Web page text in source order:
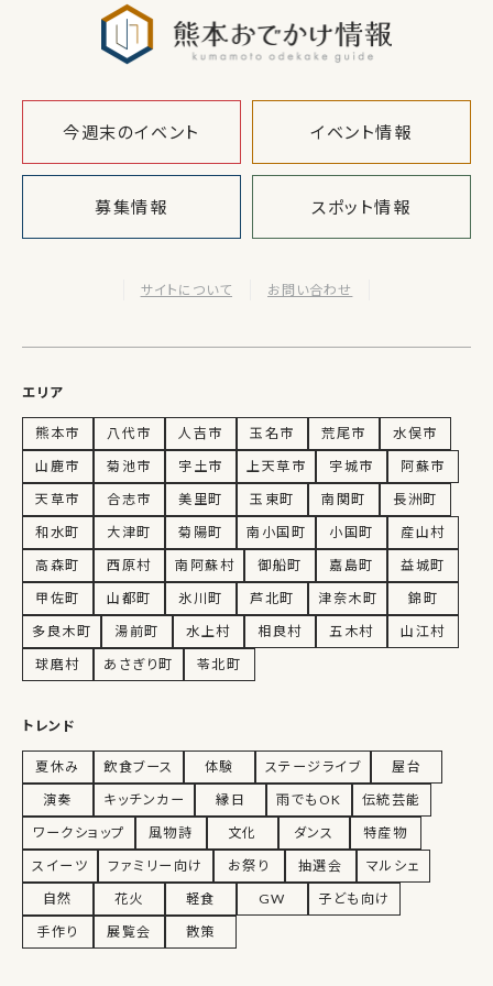
今週末のイベント イベント情報
募集情報 スポット情報
サイトについて お問い合わせ
エリア
熊本市 八代市 人吉市 玉名市 荒尾市
水俣市
山鹿市
菊池市 宇土市 上天草市 宇城市
阿蘇市
天草市
合志市 美里町 玉東町 南関町
長洲町
和水町
大津町 菊陽町 南小国町 小国町
産山村
高森町
西原村 南阿蘇村 御船町 嘉島町
益城町
甲佐町
山都町 氷川町 芦北町 津奈木町
錦町
多良木町
湯前町 水上村 相良村 五木村
山江村
球磨村
あさぎり町 苓北町
トレンド
夏休み 飲食ブース 体験 ステージライブ
屋台
演奏
キッチンカー 縁日 雨でもOK
伝統芸能
ワークショップ
風物詩 文化 ダンス
特産物
スイーツ
ファミリー向け お祭り 抽選会
マルシェ
自然
花火 軽食 GW
子ども向け
手作り
展覧会 散策